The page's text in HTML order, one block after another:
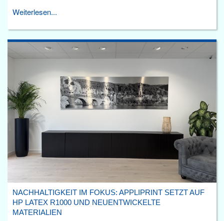
Weiterlesen...
NACHHALTIGKEIT IM FOKUS: APPLIPRINT SETZT AUF
HP LATEX R1000 UND NEUENTWICKELTE
MATERIALIEN